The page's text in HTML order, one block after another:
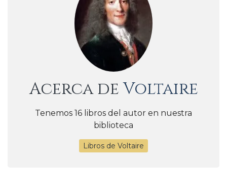
Acerca deVoltaire
Tenemos 16 libros del autor en nuestra
biblioteca
Libros de Voltaire